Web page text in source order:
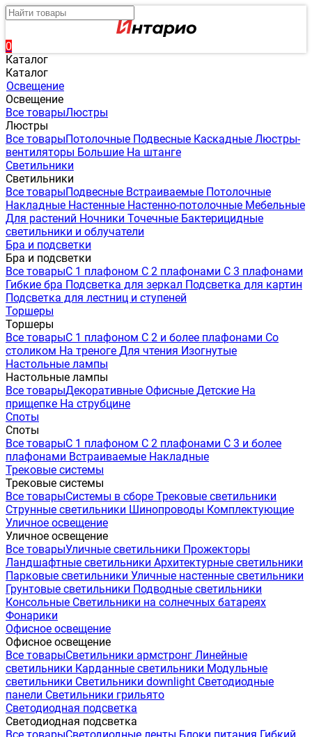
0
Каталог
Каталог
Освещение
Освещение
Все товарыЛюстры
Люстры
Все товарыПотолочные Подвесные Каскадные Люстры-
вентиляторы Большие На штанге
Светильники
Светильники
Все товарыПодвесные Встраиваемые Потолочные
Накладные Настенные Настенно-потолочные Мебельные
Для растений Ночники Точечные Бактерицидные
светильники и облучатели
Бра и подсветки
Бра и подсветки
Все товарыС 1 плафоном С 2 плафонами С 3 плафонами
Гибкие бра Подсветка для зеркал Подсветка для картин
Подсветка для лестниц и ступеней
Торшеры
Торшеры
Все товарыС 1 плафоном С 2 и более плафонами Со
столиком На треноге Для чтения Изогнутые
Настольные лампы
Настольные лампы
Все товарыДекоративные Офисные Детские На
прищепке На струбцине
Споты
Споты
Все товарыС 1 плафоном С 2 плафонами С 3 и более
плафонами Встраиваемые Накладные
Трековые системы
Трековые системы
Все товарыСистемы в сборе Трековые светильники
Струнные светильники Шинопроводы Комплектующие
Уличное освещение
Уличное освещение
Все товарыУличные светильники Прожекторы
Ландшафтные светильники Архитектурные светильники
Парковые светильники Уличные настенные светильники
Грунтовые светильники Подводные светильники
Консольные Светильники на солнечных батареях
Фонарики
Офисное освещение
Офисное освещение
Все товарыСветильники армстронг Линейные
светильники Карданные светильники Модульные
светильники Светильники downlight Светодиодные
панели Светильники грильято
Светодиодная подсветка
Светодиодная подсветка